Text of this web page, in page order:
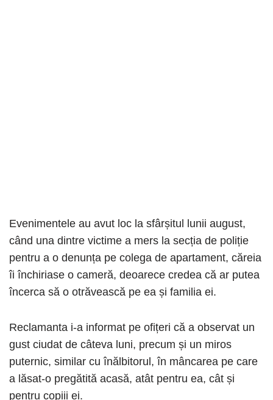
Evenimentele au avut loc la sfârșitul lunii august,
când una dintre victime a mers la secția de poliție
pentru a o denunța pe colega de apartament, căreia
îi închiriase o cameră, deoarece credea că ar putea
încerca să o otrăvească pe ea și familia ei.
Reclamanta i-a informat pe ofițeri că a observat un
gust ciudat de câteva luni, precum și un miros
puternic, similar cu înălbitorul, în mâncarea pe care
a lăsat-o pregătită acasă, atât pentru ea, cât și
pentru copiii ei.